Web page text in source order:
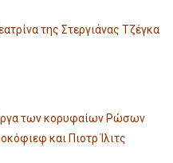
της Στεργιάνας Τζέγκα
των κορυφαίων Ρώσων
και Πιοτρ Ίλιτς